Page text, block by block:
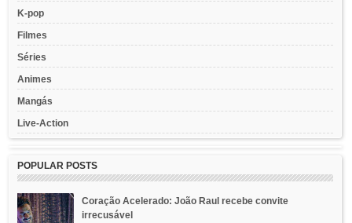
K-pop
Filmes
Séries
Animes
Mangás
Live-Action
POPULAR POSTS
Coração Acelerado: João Raul recebe convite
irrecusável